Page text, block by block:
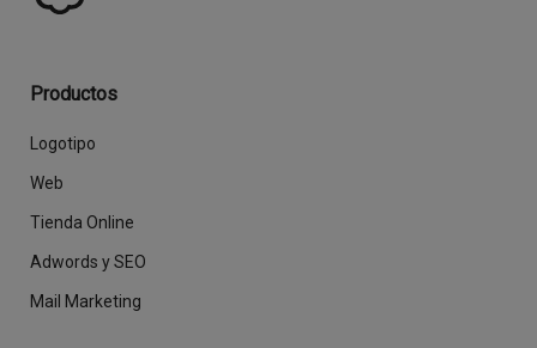
Productos
Logotipo
Web
Tienda Online
Adwords y SEO
Mail Marketing